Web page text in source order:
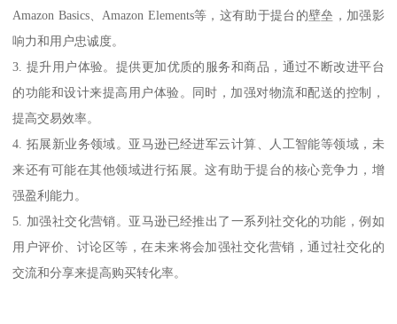
Amazon Basics、Amazon Elements等，这有助于提台的壁垒，加强影
响力和用户忠诚度。
3. 提升用户体验。提供更加优质的服务和商品，通过不断改进平台
的功能和设计来提高用户体验。同时，加强对物流和配送的控制，
提高交易效率。
4. 拓展新业务领域。亚马逊已经进军云计算、人工智能等领域，未
来还有可能在其他领域进行拓展。这有助于提台的核心竞争力，增
强盈利能力。
5. 加强社交化营销。亚马逊已经推出了一系列社交化的功能，例如
用户评价、讨论区等，在未来将会加强社交化营销，通过社交化的
交流和分享来提高购买转化率。